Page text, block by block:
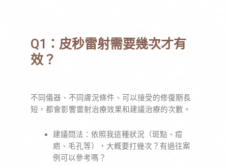
Q1：皮秒雷射需要幾次才有
效？
不同儀器、不同膚況條件、可以接受的修復期長
短，都會影響雷射治療效果和建議治療的次數。
建議問法：依照我這種狀況（斑點、痘
疤、毛孔等），大概要打幾次？有過往案
例可以參考嗎？